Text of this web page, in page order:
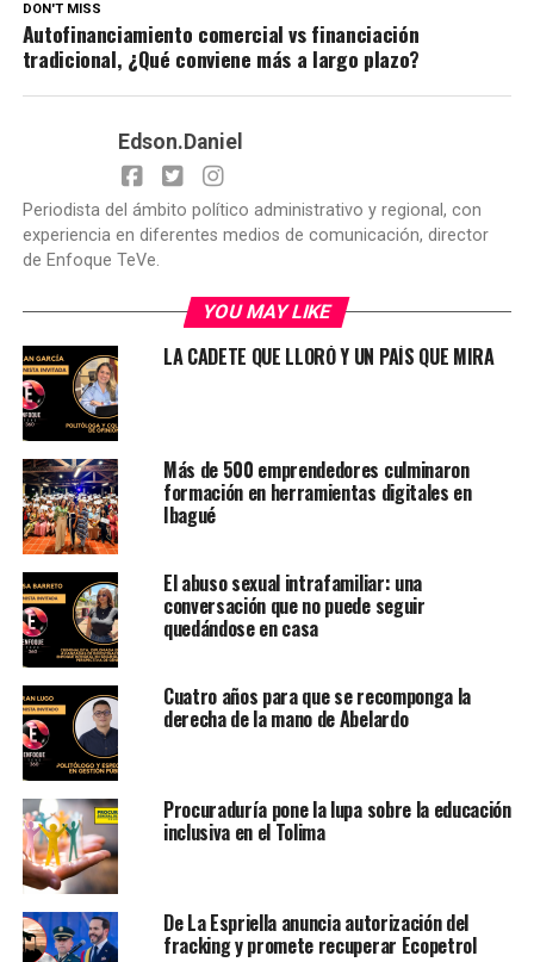
DON'T MISS
Autofinanciamiento comercial vs financiación
tradicional, ¿Qué conviene más a largo plazo?
Edson.Daniel
Periodista del ámbito político administrativo y regional, con
experiencia en diferentes medios de comunicación, director
de Enfoque TeVe.
YOU MAY LIKE
LA CADETE QUE LLORÓ Y UN PAÍS QUE MIRA
Más de 500 emprendedores culminaron
formación en herramientas digitales en
Ibagué
El abuso sexual intrafamiliar: una
conversación que no puede seguir
quedándose en casa
Cuatro años para que se recomponga la
derecha de la mano de Abelardo
Procuraduría pone la lupa sobre la educación
inclusiva en el Tolima
De La Espriella anuncia autorización del
fracking y promete recuperar Ecopetrol